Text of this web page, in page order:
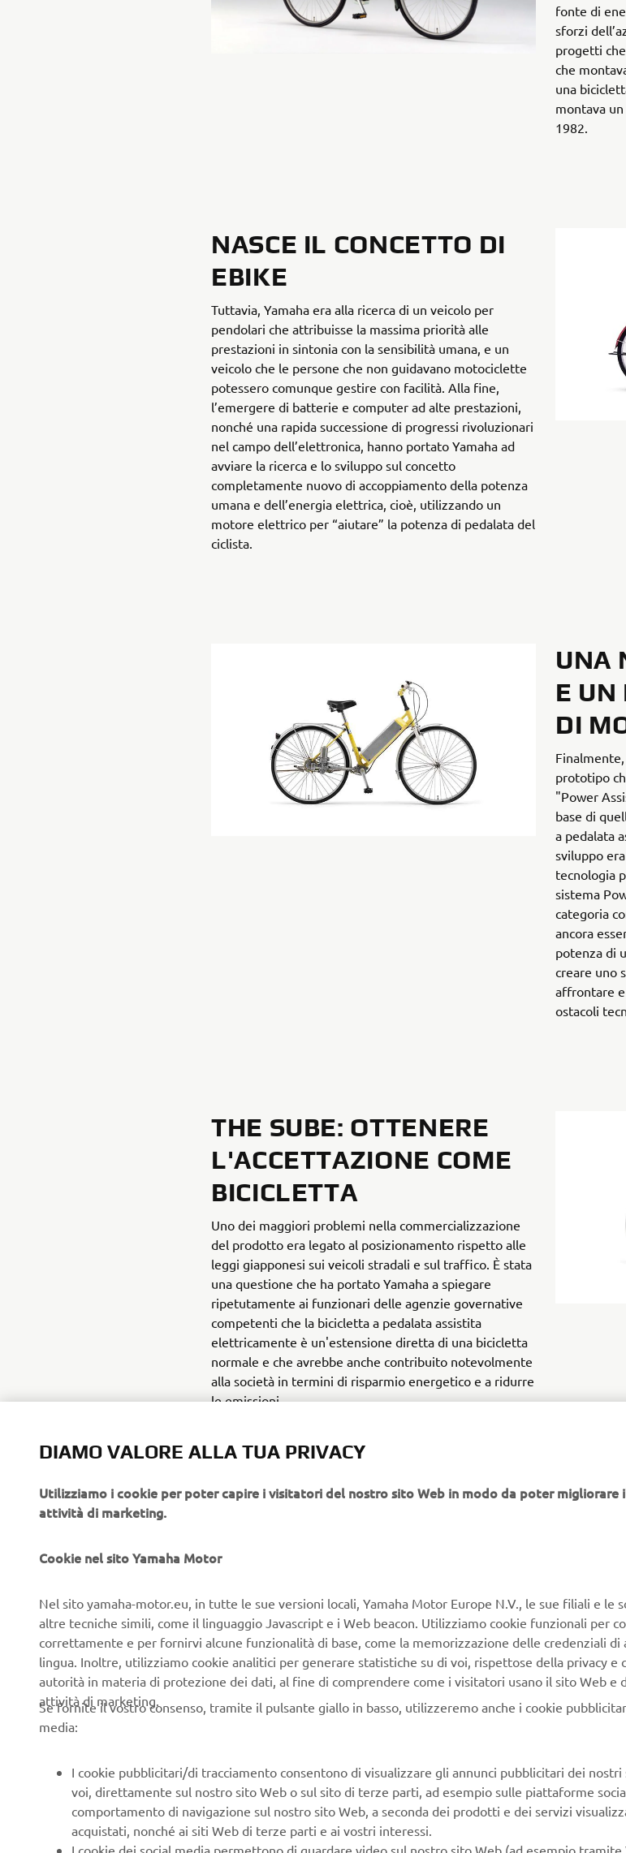
fonte di
sforzi
progetti
che
una
montava
1982.
NASCE IL CONCETTO DI
EBIKE
Tuttavia, Yamaha era alla ricerca di un veicolo per
pendolari che attribuisse la massima priorità alle
prestazioni in sintonia con la sensibilità umana, e un
veicolo che le persone che non guidavano motociclette
potessero comunque gestire con facilità. Alla fine,
l’emergere di batterie e computer ad alte prestazioni,
nonché una rapida successione di progressi rivoluzionari
nel campo dell’elettronica, hanno portato Yamaha ad
avviare la ricerca e lo sviluppo sul concetto
completamente nuovo di accoppiamento della potenza
umana e dell’energia elettrica, cioè, utilizzando un
motore elettrico per “aiutare” la potenza di pedalata del
ciclista.
UNA
E UN
DI
prototipo
"Power
base di
a pedalata
sviluppo
tecnologia
sistema
categoria
ancora
potenza di
creare uno
affrontare
ostacoli
THE SUBE: OTTENERE
L'ACCETTAZIONE COME
BICICLETTA
Uno dei maggiori problemi nella commercializzazione
del prodotto era legato al posizionamento rispetto alle
leggi giapponesi sui veicoli stradali e sul traffico. È stata
una questione che ha portato Yamaha a spiegare
ripetutamente ai funzionari delle agenzie governative
competenti che la bicicletta a pedalata assistita
elettricamente è un'estensione diretta di una bicicletta
normale e che avrebbe anche contribuito notevolmente
alla società in termini di risparmio energetico e a ridurre
le emissioni.
coinvolte
veicolo e
dello stesso
sistema di
prodotto al
limitata
Yamaha fu
affermati
in seguito a
DIAMO VALORE ALLA TUA PRIVACY
Utilizziamo i cookie per poter capire i visitatori del nostro sito Web in modo da poter migliorare
attività di marketing.
Cookie nel sito Yamaha Motor
Nel sito yamaha-motor.eu, in tutte le sue versioni locali, Yamaha Motor Europe N.V., le sue filiali e le
altre tecniche simili, come il linguaggio Javascript e i Web beacon. Utilizziamo cookie funzionali per
correttamente e per fornirvi alcune funzionalità di base, come la memorizzazione delle credenziali di
lingua. Inoltre, utilizziamo cookie analitici per generare statistiche su di voi, rispettose della privacy e
autorità in materia di protezione dei dati, al fine di comprendere come i visitatori usano il sito Web e
attività di marketing.
Se fornite il vostro consenso, tramite il pulsante giallo in basso, utilizzeremo anche i cookie
media:
I cookie pubblicitari/di tracciamento consentono di visualizzare gli annunci pubblicitari dei
voi, direttamente sul nostro sito Web o sul sito di terze parti, ad esempio sulle piattaforme
comportamento di navigazione sul nostro sito Web, a seconda dei prodotti e dei servizi
acquistati, nonché ai siti Web di terze parti e ai vostri interessi.
I cookie dei social media permettono di guardare video sul nostro sito Web (ad esempio tramite